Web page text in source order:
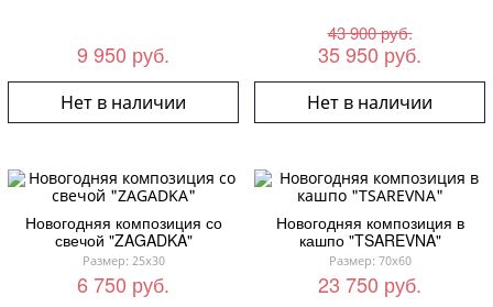
9 950 руб.
Нет в наличии
43 900 руб.
35 950 руб.
Нет в наличии
Новогодняя композиция со
свечой "ZAGADKA"
Размер: 25x30
6 750 руб.
Новогодняя композиция в
кашпо "TSAREVNA"
Размер: 70x60
23 750 руб.